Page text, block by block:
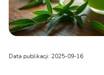
Data publikacji: 2025-09-16